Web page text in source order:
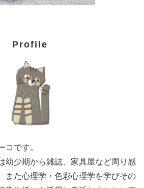
Profile
コです。
幼少期から雑誌、家具屋など周り感
また心理学・色彩心理学を学びその